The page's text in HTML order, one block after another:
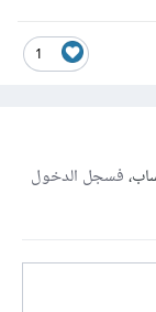
1
فسجل الدخول